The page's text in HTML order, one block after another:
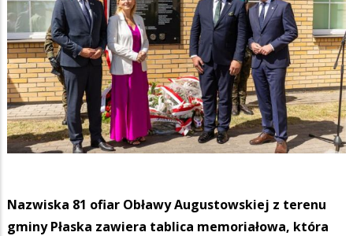
Nazwiska 81 ofiar Obławy Augustowskiej z terenu
gminy Płaska zawiera tablica memoriałowa, która